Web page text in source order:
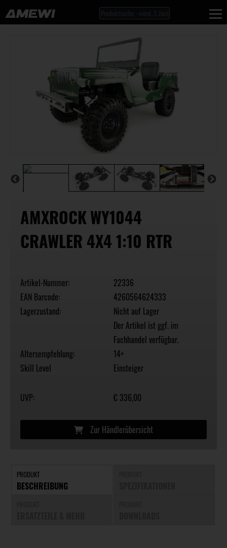
AMXROCK WY1044
CRAWLER 4X4 1:10 RTR
Artikel-Nummer:
22336
EAN Barcode:
4260564624333
Lagerzustand:
Nicht auf Lager
Der Artikel ist ggf. im
Fachhandel verfügbar.
Altersempfehlung:
14+
Skill Level
Einsteiger
UVP: € 336,00
Zur Händlerübersicht
PRODUKT
BESCHREIBUNG